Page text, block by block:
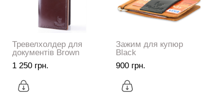
Тревелхолдер для
документів Brown
1 250 грн.
Зажим для купюр
Black
900 грн.